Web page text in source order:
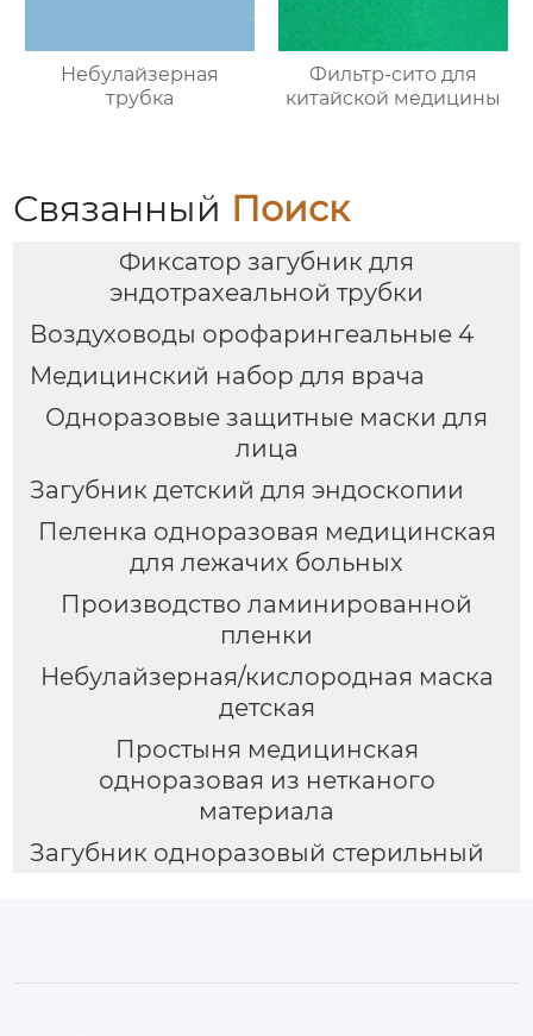
Небулайзерная
трубка
Фильтр-сито для
китайской медицины
Связанный Поиск
Фиксатор загубник для
эндотрахеальной трубки
Воздуховоды орофарингеальные 4
Медицинский набор для врача
Одноразовые защитные маски для
лица
Загубник детский для эндоскопии
Пеленка одноразовая медицинская
для лежачих больных
Производство ламинированной
пленки
Небулайзерная/кислородная маска
детская
Простыня медицинская
одноразовая из нетканого
материала
Загубник одноразовый стерильный